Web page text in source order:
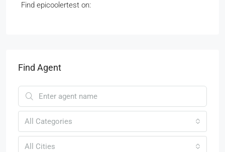
Find epicoolertest on:
Find Agent
All Categories
All Cities